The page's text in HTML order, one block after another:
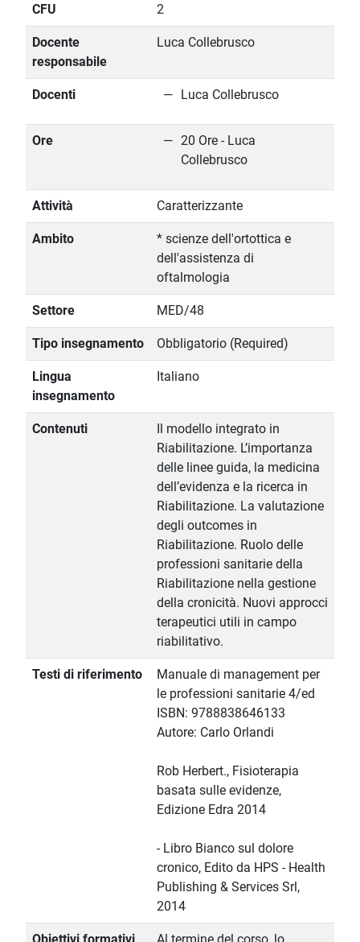
CFU 2
Docente
responsabile
Luca Collebrusco
Docenti Luca Collebrusco
Ore
20 Ore - Luca
Collebrusco
Attività Caratterizzante
Ambito
* scienze dell'ortottica e
dell'assistenza di
oftalmologia
Settore MED/48
Tipo insegnamento Obbligatorio (Required)
Lingua
insegnamento
Italiano
Contenuti
Il modello integrato in
Riabilitazione. L’importanza
delle linee guida, la medicina
dell’evidenza e la ricerca in
Riabilitazione. La valutazione
degli outcomes in
Riabilitazione. Ruolo delle
professioni sanitarie della
Riabilitazione nella gestione
della cronicità. Nuovi approcci
terapeutici utili in campo
riabilitativo.
Testi di riferimento
Manuale di management per
le professioni sanitarie 4/ed
ISBN: 9788838646133
Autore: Carlo Orlandi
Rob Herbert., Fisioterapia
basata sulle evidenze,
Edizione Edra 2014
- Libro Bianco sul dolore
cronico, Edito da HPS - Health
Publishing & Services Srl,
2014